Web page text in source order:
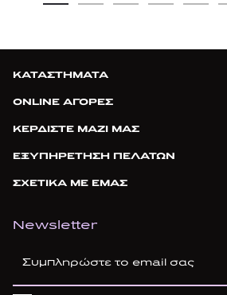
ΚΑΤΑΣΤΗΜΑΤΑ
ONLINE ΑΓΟΡΕΣ
ΚΕΡΔΙΣΤΕ ΜΑΖΙ ΜΑΣ
ΕΞΥΠΗΡΕΤΗΣΗ ΠΕΛΑΤΩΝ
ΣΧΕΤΙΚΑ ΜΕ ΕΜΑΣ
Newsletter